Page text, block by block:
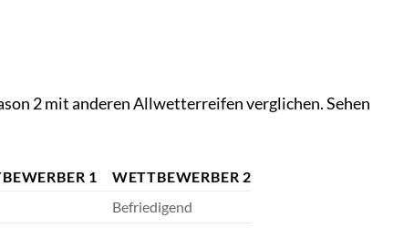
2 mit anderen Allwetterreifen verglichen. Sehen
1
WETTBEWERBER 2
Befriedigend